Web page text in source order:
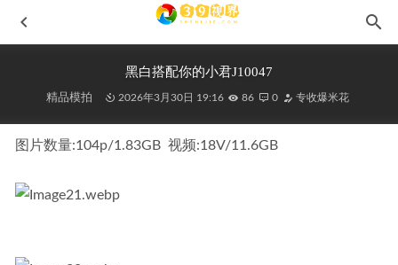
黑白搭配你的小君J10047
精品模拍 2026年3月30日 19:16 86 0 专收爆米花
图片数量:104p/1.83GB  视频:18V/11.6GB